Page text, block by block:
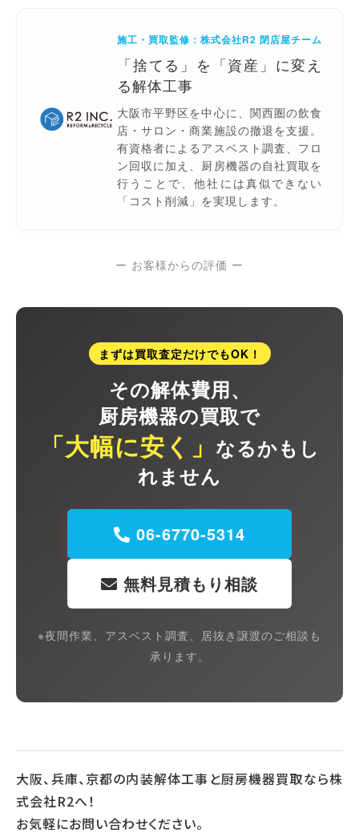
施工・買取監修：株式会社R2 閉店屋チーム
「捨てる」を「資産」に変え
る解体工事
大阪市平野区を中心に、関西圏の飲食
店・サロン・商業施設の撤退を支援。
有資格者によるアスベスト調査、フロ
ン回収に加え、厨房機器の自社買取を
行うことで、他社には真似できない
「コスト削減」を実現します。
ー お客様からの評価 ー
まずは買取査定だけでもOK！
その解体費用、
厨房機器の買取で
「大幅に安く」 なるかもし
れません
06-6770-5314
無料見積もり相談
※夜間作業、アスベスト調査、居抜き譲渡のご相談も
承ります。
大阪、兵庫、京都の内装解体工事と厨房機器買取なら株
式会社R2へ！
お気軽にお問い合わせください。